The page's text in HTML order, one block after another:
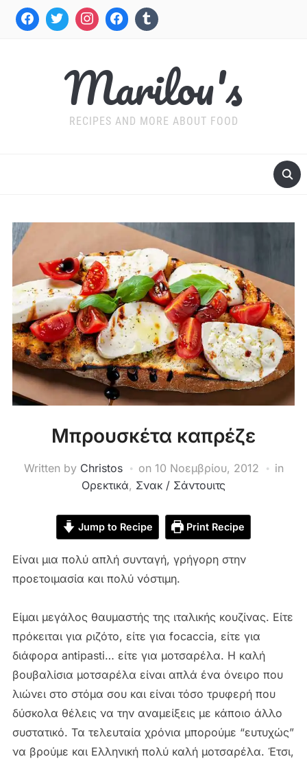
Marilou's
RECIPES AND MORE ABOUT FOOD
Μπρουσκέτα καπρέζε
Written by Christos on 10 Νοεμβρίου, 2012
in
Ορεκτικά, Σνακ / Σάντουιτς
Jump to Recipe Print Recipe
Είναι μια πολύ απλή συνταγή, γρήγορη στην
προετοιμασία και πολύ νόστιμη.
Είμαι μεγάλος θαυμαστής της ιταλικής κουζίνας. Είτε
πρόκειται για ριζότο, είτε για focaccia, είτε για
διάφορα antipasti… είτε για μοτσαρέλα. Η καλή
βουβαλίσια μοτσαρέλα είναι απλά ένα όνειρο που
λιώνει στο στόμα σου και είναι τόσο τρυφερή που
δύσκολα θέλεις να την αναμείξεις με κάποιο άλλο
συστατικό. Τα τελευταία χρόνια μπορούμε “ευτυχώς”
να βρούμε και Ελληνική πολύ καλή μοτσαρέλα. Έτσι,